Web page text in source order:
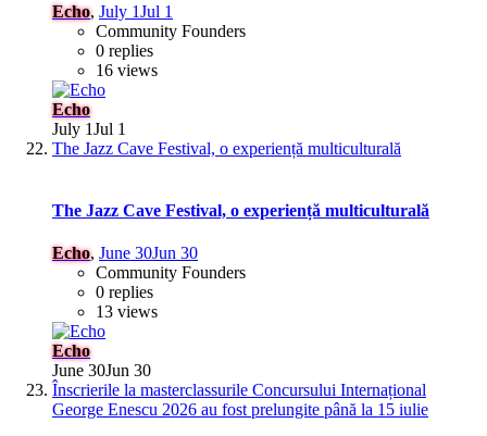
Echo, July 1Jul 1
Community Founders
0 replies
16 views
Echo
July 1Jul 1
The Jazz Cave Festival, o experiență multiculturală
The Jazz Cave Festival, o experiență multiculturală
Echo, June 30Jun 30
Community Founders
0 replies
13 views
Echo
June 30Jun 30
Înscrierile la masterclassurile Concursului Internațional
George Enescu 2026 au fost prelungite până la 15 iulie